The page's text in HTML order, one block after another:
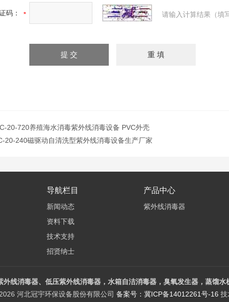
码： 请输入计算结果（填
20-720养殖海水消毒紫外线消毒设备 PVC外壳
20-240磁驱动自清洗型紫外线消毒设备生产厂家
导航栏目
新闻动态
资料下载
技术支持
招贤纳士
产品中心
紫外线消毒器
线消毒器、低压紫外线消毒器，水箱自洁消毒器，臭氧发生器，蒸馏水
河北冠宇环保设备股份有限公司 备案号：冀ICP备14012261号-16 技